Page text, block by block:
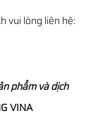
vui lòng liên hệ:
phẩm và dịch
VINA